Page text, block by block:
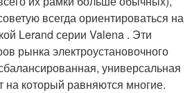
всегда ориентироваться на
Lerand серии Valena . Эти
рынка электроустановочного
универсальная
на который равняются многие.